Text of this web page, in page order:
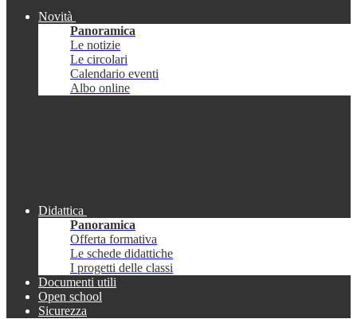
Novità
Panoramica
Le notizie
Le circolari
Calendario eventi
Albo online
Didattica
Panoramica
Offerta formativa
Le schede didattiche
I progetti delle classi
Documenti utili
Open school
Sicurezza